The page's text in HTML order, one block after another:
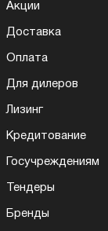
Акции
Доставка
Оплата
Для дилеров
Лизинг
Кредитование
Госучреждениям
Тендеры
Бренды